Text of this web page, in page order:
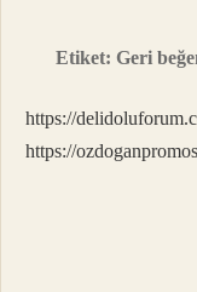
Etiket:Geri
https://
https://